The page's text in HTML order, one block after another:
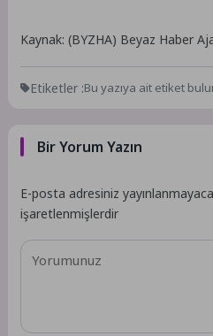
Kaynak: (BYZHA) Beyaz Haber
Etiketler :Bu yazıya ait etiket
Bir Yorum Yazın
E-posta adresiniz
işaretlenmişlerdir